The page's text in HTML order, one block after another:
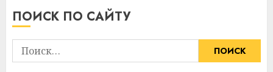
ПОИСК ПО САЙТУ
Найти: